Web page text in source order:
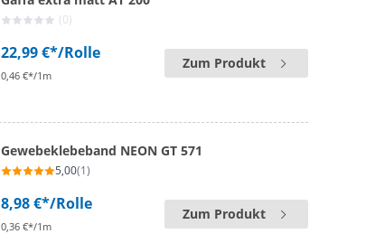
(0)
22,99 €*/Rolle
0,46 €*/1m
Zum Produkt
Gewebeklebeband NEON GT 571
5,00(1)
8,98 €*/Rolle
0,36 €*/1m
Zum Produkt